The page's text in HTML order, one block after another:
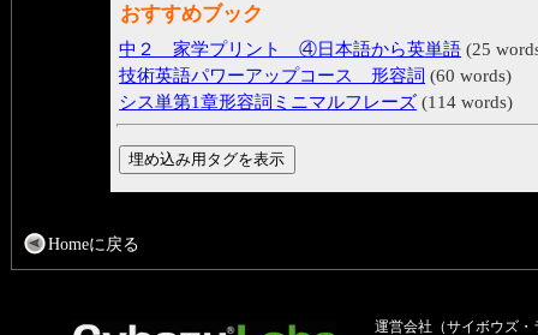
おすすめブック
中２ 家学プリント ④日本語から英単語 (25
技術英語パワーアップコース 形容詞 (60 words)
シス単第1章形容詞ミニマルフレーズ (114 words)
Homeに戻る
運営会社（サイボウズ・